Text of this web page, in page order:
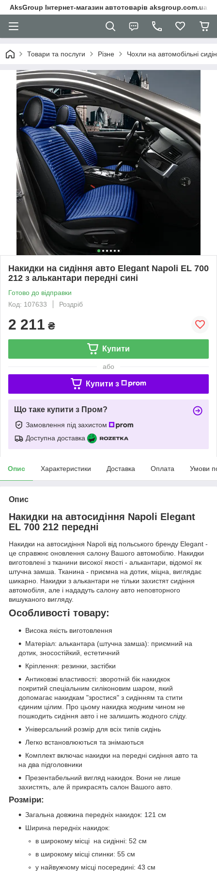
AksGroup Інтернет-магазин автотоварів aksgroup.com.ua
Товари та послуги Різне Чохли на автомобільні
Накидки на сидіння авто Elegant Napoli EL 700
212 з алькантари передні сині
Готово до відправки
Код: 107633
Роздріб
2 211 ₴
Купити
або
Купити з
Що таке купити з Пром?
Замовлення під захистом
Доступна доставка
Опис Характеристики Доставка Оплата Умови
Опис
Накидки на автосидіння Napoli Elegant
EL 700 212 передні
Накидки на автосидіння Napoli від польського бренду Elegant -
це справжнє оновлення салону Вашого автомобілю. Накидки
виготовлені з тканини високої якості - алькантари, відомої як
штучна замша. Тканина - приємна на дотик, міцна, виглядає
шикарно. Накидки з алькантари не тільки захистят сидіння
автомобіля, але і нададуть салону авто неповторного
вишуканого вигляду.
Особливості товару:
Висока якість виготовлення
Матеріал: алькантара (штучна замша): приємний на
дотик, зносостійкий, естетичний
Кріплення: резинки, застібки
Антиковзкі властивості: зворотній бік накидкок
покритий спеціальним силіконовим шаром, який
допомагає накидкам "зростися" з сидінням та стити
єдиним цілим. Про цьому накидка жодним чином не
пошкодить сидіння авто і не залишить жодного сліду.
Універсальний розмір для всіх типів сидінь
Легко встановлюються та знімаються
Комплект включає накидки на передні сидіння авто та
на два підголовники
Презентабельний вигляд накидок. Вони не лише
захистять, але й прикрасять салон Вашого авто.
Розміри:
Загальна довжина передніх накидок: 121 см
Ширина передніх накидок:
в широкому місці на сидінні: 52 см
в широкому місці спинки: 55 см
у найвужчому місці посередині: 43 см